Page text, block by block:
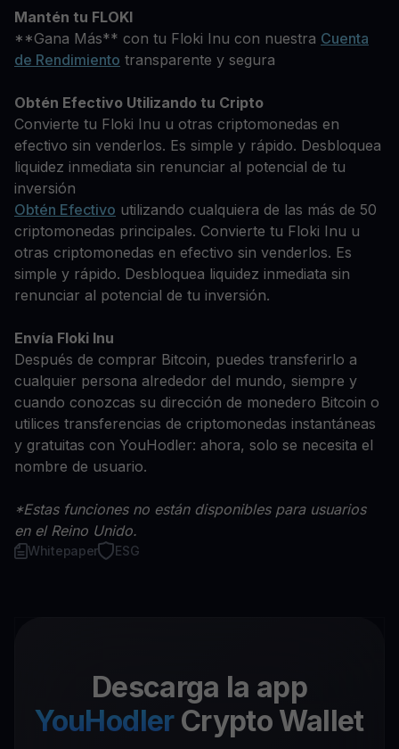
Mantén tu FLOKI
**Gana Más** con tu Floki Inu con nuestra Cuenta
de Rendimiento transparente y segura
Obtén Efectivo Utilizando tu Cripto
Convierte tu Floki Inu u otras criptomonedas en
efectivo sin venderlos. Es simple y rápido. Desbloquea
liquidez inmediata sin renunciar al potencial de tu
inversión
Obtén Efectivo utilizando cualquiera de las más de 50
criptomonedas principales. Convierte tu Floki Inu u
otras criptomonedas en efectivo sin venderlos. Es
simple y rápido. Desbloquea liquidez inmediata sin
renunciar al potencial de tu inversión.
Envía Floki Inu
Después de comprar Bitcoin, puedes transferirlo a
cualquier persona alrededor del mundo, siempre y
cuando conozcas su dirección de monedero Bitcoin o
utilices transferencias de criptomonedas instantáneas
y gratuitas con YouHodler: ahora, solo se necesita el
nombre de usuario.
*Estas funciones no están disponibles para usuarios
en el Reino Unido.
Whitepaper ESG
Descarga la app
YouHodler Crypto Wallet